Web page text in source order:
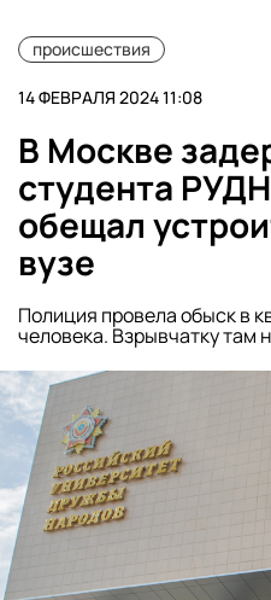
происшествия
14 ФЕВРАЛЯ 2024 11:08
В Москве
студента
обещал
вузе
Полиция провела обыск в
человека. Взрывчатку там